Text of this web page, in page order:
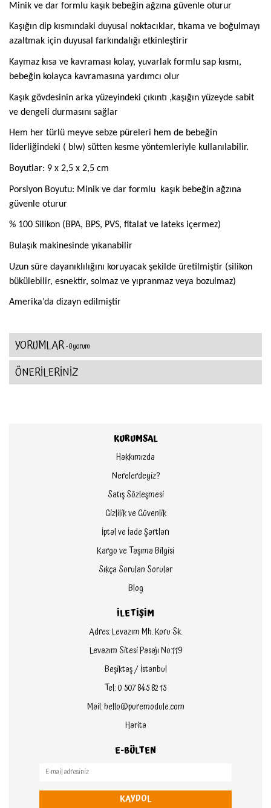
Minik ve dar formlu kaşık bebeğin ağzına güvenle oturur
Kaşığın dip kısmındaki duyusal noktacıklar, tıkama ve boğulmayı
azaltmak için duyusal farkındalığı etkinleştirir
Kaymaz kısa ve kavraması kolay, yuvarlak formlu sap kısmı,
bebeğin kolayca kavramasına yardımcı olur
Kaşık gövdesinin arka yüzeyindeki çıkıntı ,kaşığın yüzeyde sabit
ve dengeli durmasını sağlar
Hem her türlü meyve sebze püreleri hem de bebeğin
liderliğindeki ( blw) sütten kesme yöntemleriyle kullanılabilir.
Boyutlar: 9 x 2,5 x 2,5 cm
Porsiyon Boyutu: Minik ve dar formlu
kaşık bebeğin ağzına
güvenle oturur
% 100 Silikon (BPA, BPS, PVS, fitalat ve lateks içermez)
Bulaşık makinesinde yıkanabilir
Uzun süre dayanıklılığını koruyacak şekilde üretilmiştir (silikon
bükülebilir, esnektir, solmaz ve yıpranmaz veya bozulmaz)
Amerika’da dizayn edilmiştir
YORUMLAR- 0 yorum
ÖNERİLERİNİZ
KURUMSAL
Hakkımızda
Nerelerdeyiz?
Satış Sözleşmesi
Gizlilik ve Güvenlik
İptal ve İade Şartları
Kargo ve Taşıma Bilgisi
Sıkça Sorulan Sorular
Blog
İLETİŞİM
Adres: Levazım Mh. Koru Sk.
Levazım Sitesi Pasajı No:119
Beşiktaş / İstanbul
Tel: 0 507 845 82 15
Mail: hello@puremodule.com
Harita
E-BÜLTEN
KAYDOL